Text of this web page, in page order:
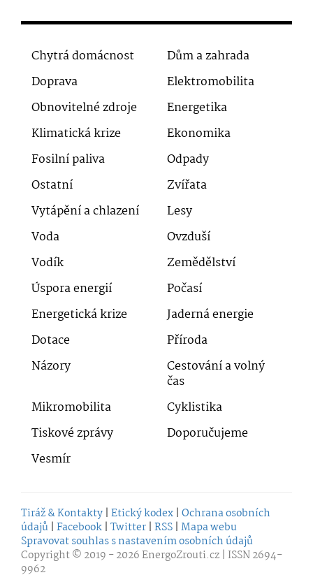
Chytrá domácnost
Dům a zahrada
Doprava
Elektromobilita
Obnovitelné zdroje
Energetika
Klimatická krize
Ekonomika
Fosilní paliva
Odpady
Ostatní
Zvířata
Vytápění a chlazení
Lesy
Voda
Ovzduší
Vodík
Zemědělství
Úspora energií
Počasí
Energetická krize
Jaderná energie
Dotace
Příroda
Názory
Cestování a volný
čas
Mikromobilita
Cyklistika
Tiskové zprávy
Doporučujeme
Vesmír
Tiráž & Kontakty | Etický kodex | Ochrana osobních
údajů | Facebook | Twitter | RSS | Mapa webu
Spravovat souhlas s nastavením osobních údajů
Copyright © 2019 - 2026EnergoZrouti.cz | ISSN 2694-
9962